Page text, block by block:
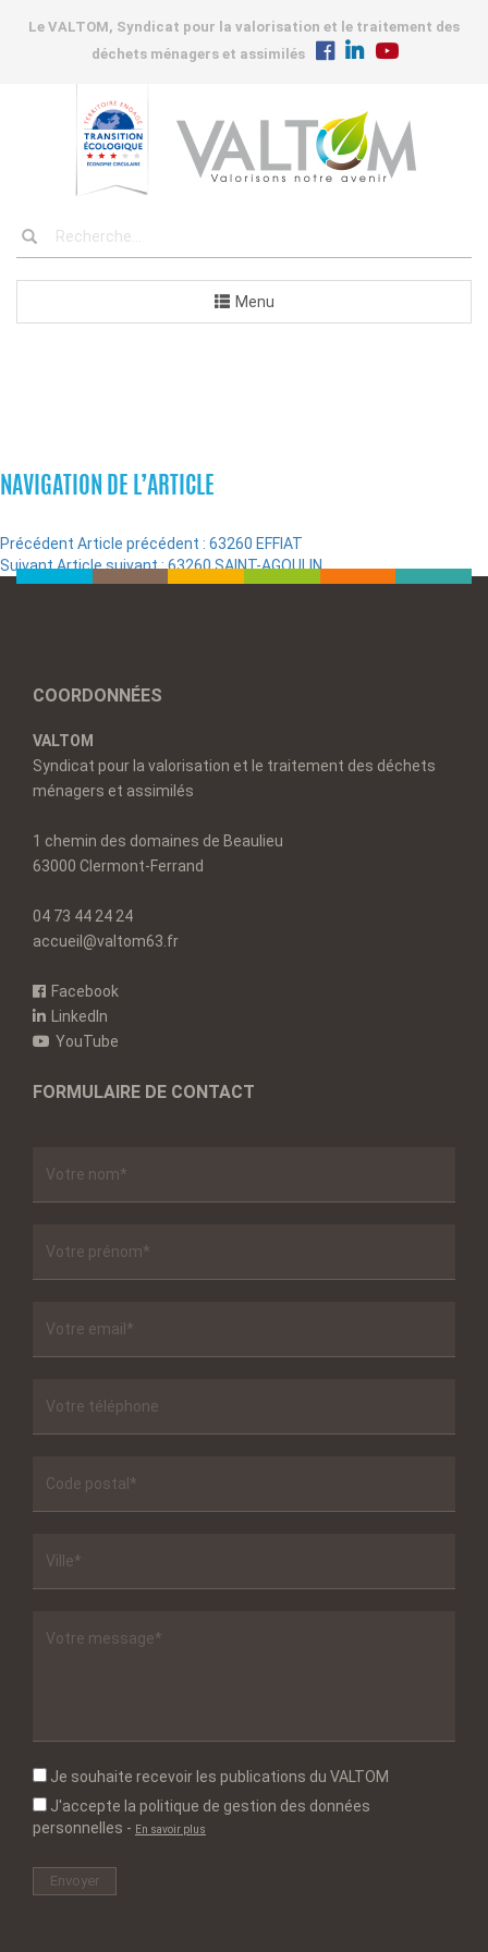
Le VALTOM, Syndicat pour la valorisation et le traitement des
déchets ménagers et assimilés
Menu
NAVIGATION DE L’ARTICLE
Précédent Article précédent : 63260 EFFIAT
SuivantArticle suivant :63260 SAINT-AGOULIN
COORDONNÉES
VALTOM
Syndicat pour la valorisation et le traitement des déchets
ménagers et assimilés
1 chemin des domaines de Beaulieu
63000 Clermont-Ferrand
04 73 44 24 24
accueil@valtom63.fr
Facebook
LinkedIn
YouTube
FORMULAIRE DE CONTACT
Je souhaite recevoir les publications du VALTOM
J'accepte la politique de gestion des données
personnelles - En savoir plus